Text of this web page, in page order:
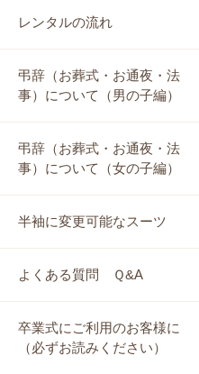
レンタルの流れ
弔辞（お葬式・お通夜・法
事）について（男の子編）
弔辞（お葬式・お通夜・法
事）について（女の子編）
半袖に変更可能なスーツ
よくある質問 Ｑ&A
卒業式にご利用のお客様に
（必ずお読みください）